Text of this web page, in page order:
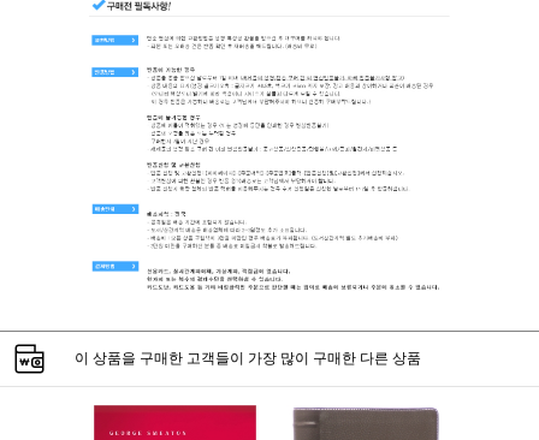
이 상품을 구매한 고객들이 가장 많이 구매한 다른 상품